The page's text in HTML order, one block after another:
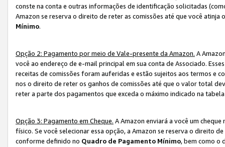
conste na conta e outras informações de identificação solicitadas
Amazon se reserva o direito de reter as comissões até que você
Mínimo.
Opção 2: Pagamento por meio de Vale-presente da Amazon. A
você ao endereço de e-mail principal em sua conta de Associado.
receitas de comissões foram auferidas e estão sujeitos aos termos e
nos o direito de reter os ganhos de comissões até que o valor total
reter a parte dos pagamentos que exceda o máximo indicado na
Opção 3: Pagamento em Cheque. A Amazon enviará a você um
físico. Se você selecionar essa opção, a Amazon se reserva o direito
conforme definido no Quadro de Pagamento Mínimo, bem como o